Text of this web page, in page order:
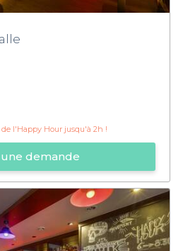
l'Happy Hour jusqu'à 2h !
une demande